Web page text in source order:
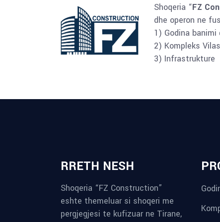
Shoqeria “FZ
dhe operon ne
1) Godina banimi
2) Kompleks
3) Infrastrukture
RRETH NESH
Shoqeria “FZ Construction”
eshte themeluar si shoqeri me
pergjegjesi te kufizuar ne Tirane,